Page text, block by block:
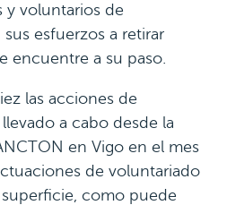
y voluntarios de
esfuerzos a retirar
encuentre a su paso.
las acciones de
a cabo desde la
en Vigo en el mes
de voluntariado
como puede